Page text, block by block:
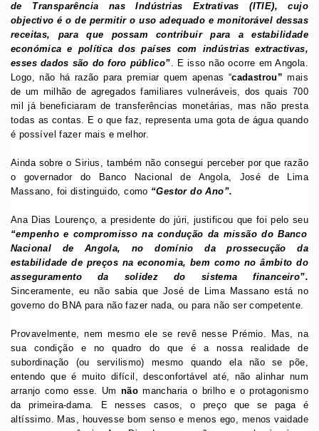
de Transparência nas Indústrias Extrativas (ITIE), cujo
objectivo é o de permitir o uso adequado e monitorável dessas
receitas, para que possam contribuir para a estabilidade
económica e política dos países com indústrias extractivas,
esses dados são do foro público”. E isso não ocorre em Angola.
Logo, não há razão para premiar quem apenas “cadastrou” mais
de um milhão de agregados familiares vulneráveis, dos quais 700
mil já beneficiaram de transferências monetárias, mas não presta
todas as contas. E o que faz, representa uma gota de água quando
é possível fazer mais e melhor.
Ainda sobre o Sirius, também não consegui perceber por que razão
o governador do Banco Nacional de Angola, José de Lima
Massano, foi distinguido, como “Gestor do Ano”.
Ana Dias Lourenço, a presidente do júri, justificou que foi pelo seu
“empenho e compromisso na condução da missão do Banco
Nacional de Angola, no domínio da prossecução da
estabilidade de preços na economia, bem como no âmbito do
asseguramento da solidez do sistema financeiro”.
Sinceramente, eu não sabia que José de Lima Massano está no
governo do BNA para não fazer nada, ou para não ser competente.
Provavelmente, nem mesmo ele se revê nesse Prémio. Mas, na
sua condição e no quadro do que é a nossa realidade de
subordinação (ou servilismo) mesmo quando ela não se põe,
entendo que é muito difícil, desconfortável até, não alinhar num
arranjo como esse. Um não mancharia o brilho e o protagonismo
da primeira-dama. E nesses casos, o preço que se paga é
altíssimo. Mas, houvesse bom senso e menos ego, menos vaidade